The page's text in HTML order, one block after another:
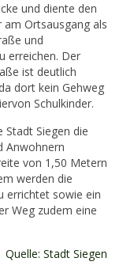
und diente den
Ortsausgang als
und
erreichen. Der
ist deutlich
dort kein Gehweg
Schulkinder.
Stadt Siegen die
Anwohnern
von 1,50 Metern
werden die
errichtet sowie ein
Weg zudem eine
Quelle: Stadt Siegen